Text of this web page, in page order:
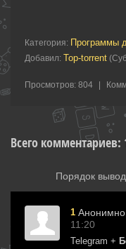
Категория: Программы
Добавил: Top-torrent
Просмотров: 804
Всего комментариев:
Порядок
1 Анонимно
11:20
Telegram +